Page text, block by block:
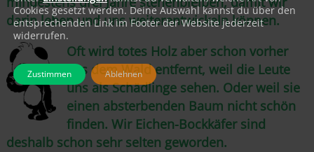
darin leben und uns weiterentwickeln können.
Oft wird totes Holz aber schon vorher
aus dem Wald entfernt, weil die Leute
uns als Schädlinge sehen. Oder weil sie
einen absterbenden Baum nicht schön
finden. Wir Eichen-Bockkäfer sind
deshalb schon sehr selten geworden.
Cookies gesetzt werden. Deine Auswahl kannst du über den
entsprechenden Link im Footer der Website jederzeit
widerrufen.
Zustimmen Ablehnen